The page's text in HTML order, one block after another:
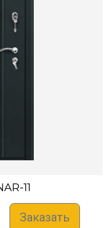
11
Заказать